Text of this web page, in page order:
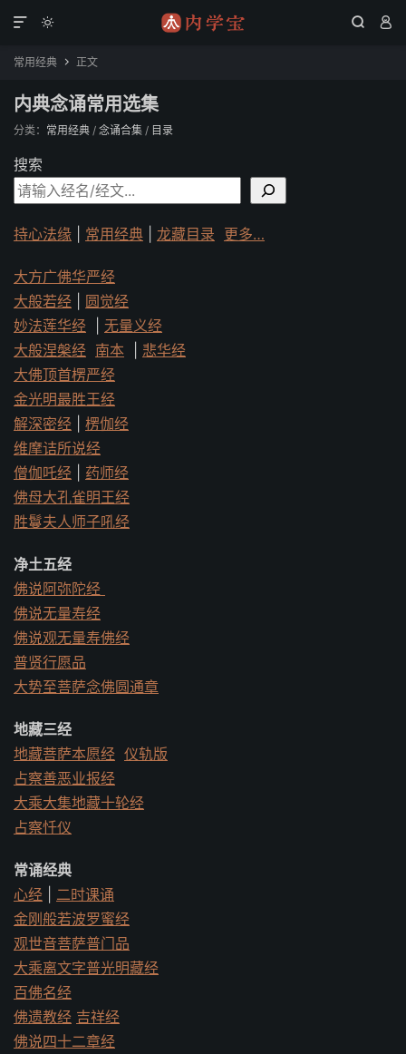
  

常用经典  正文
内典念诵常用选集
分类： 常用经典 / 念诵合集 / 目录
搜索
持心法缘 常用经典 龙藏目录 更多…
大方广佛华严经
大般若经
圆觉经
妙法莲华经
无量义经
大般涅槃经 南本
悲华经
大佛顶首楞严经
金光明最胜王经
解深密经
楞伽经
维摩诘所说经
僧伽吒经
药师经
佛母大孔雀明王经
胜鬘夫人师子吼经
净土五经
佛说阿弥陀经
佛说无量寿经
佛说观无量寿佛经
普贤行愿品
大势至菩萨念佛圆通章
地藏三经
地藏菩萨本愿经 仪轨版
占察善恶业报经
大乘大集地藏十轮经
占察忏仪
常诵经典
心经
二时课诵
金刚般若波罗蜜经
观世音菩萨普门品
大乘离文字普光明藏经
百佛名经
佛遗教经 吉祥经
佛说四十二章经